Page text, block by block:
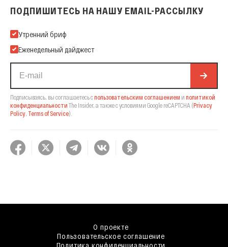
ПОДПИШИТЕСЬ НА НАШУ EMAIL-РАССЫЛКУ
Подпишитесь на нашу Email-рассылку
Утренний бриф
Еженедельный дайджест
Подписываясь, вы соглашаетесь спользовательским соглашением и политикой
конфиденциальности The Insider, а также с условиями Google reCAPTCHA (Privacy
Policy, Terms of Service).
О проекте
Пользовательское соглашение
Политика конфиденциальности